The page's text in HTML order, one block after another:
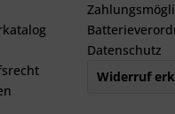
Datenschutz
Widerruf